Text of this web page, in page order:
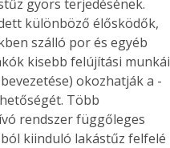
gyors terjedésének.
különböző élősködők,
szálló por és egyéb
kisebb felújítási munkái
okozhatják a -
Több
rendszer függőleges
kiinduló lakástűz felfelé